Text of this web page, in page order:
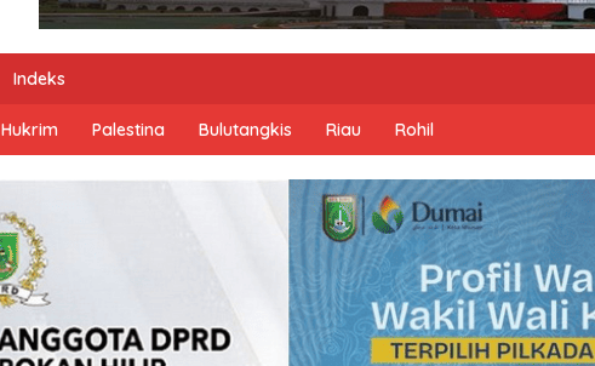
Indeks
Hukrim Palestina Bulutangkis Riau Rohil